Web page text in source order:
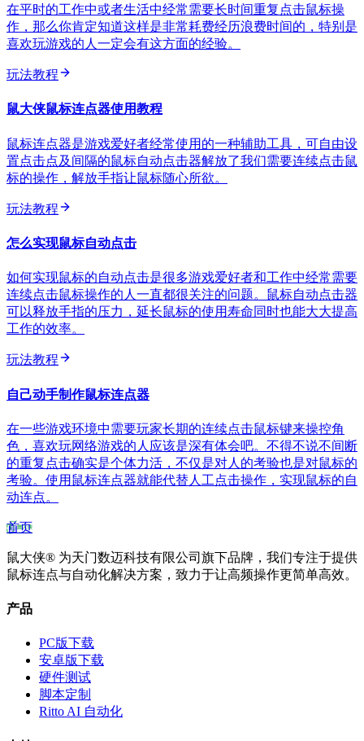
在平时的工作中或者生活中经常需要长时间重复点击鼠标操
作，那么你肯定知道这样是非常耗费经历浪费时间的，特别是
喜欢玩游戏的人一定会有这方面的经验。
玩法教程
鼠大侠鼠标连点器使用教程
鼠标连点器是游戏爱好者经常使用的一种辅助工具，可自由设
置点击点及间隔的鼠标自动点击器解放了我们需要连续点击鼠
标的操作，解放手指让鼠标随心所欲。
玩法教程
怎么实现鼠标自动点击
如何实现鼠标的自动点击是很多游戏爱好者和工作中经常需要
连续点击鼠标操作的人一直都很关注的问题。鼠标自动点击器
可以释放手指的压力，延长鼠标的使用寿命同时也能大大提高
工作的效率。
玩法教程
自己动手制作鼠标连点器
在一些游戏环境中需要玩家长期的连续点击鼠标键来操控角
色，喜欢玩网络游戏的人应该是深有体会吧。不得不说不间断
的重复点击确实是个体力活，不仅是对人的考验也是对鼠标的
考验。使用鼠标连点器就能代替人工点击操作，实现鼠标的自
动连点。
首页
鼠大侠® 为天门数迈科技有限公司旗下品牌，我们专注于提供
鼠标连点与自动化解决方案，致力于让高频操作更简单高效。
产品
PC版下载
安卓版下载
硬件测试
脚本定制
Ritto AI 自动化